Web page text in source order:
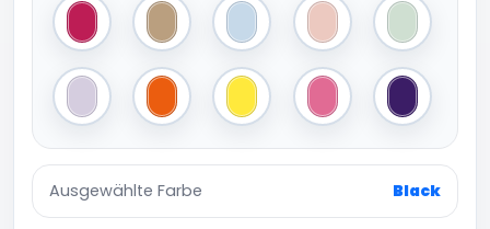
Meta FuchsiaMeta Gold Blush Blue Blush Pink Blush Mint
Lavender Pure OrangeSolar Yellow Lotus Pink Radiant
Ausgewählte Farbe Black